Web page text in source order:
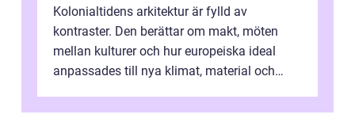
Kolonialtidens arkitektur är fylld av
kontraster. Den berättar om makt, möten
mellan kulturer och hur europeiska ideal
anpassades till nya klimat, material och